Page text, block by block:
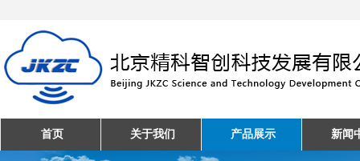
首页 关于我们 产品展示 新闻